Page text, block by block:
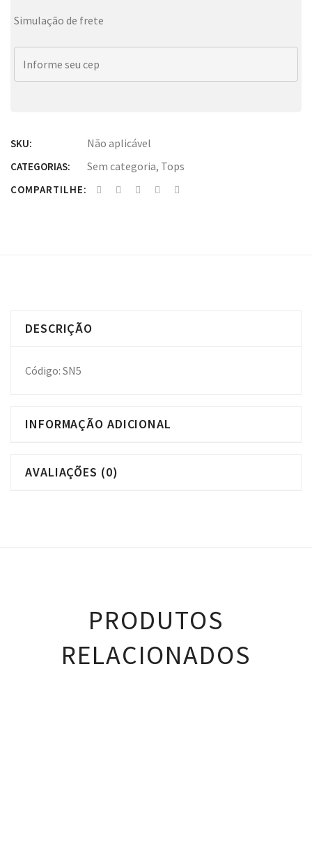
Simulação de frete
SKU: Não aplicável
CATEGORIAS: Sem categoria, Tops
COMPARTILHE:
DESCRIÇÃO
Código: SN5
INFORMAÇÃO ADICIONAL
AVALIAÇÕES (0)
PRODUTOS
RELACIONADOS